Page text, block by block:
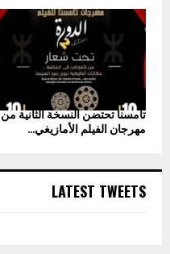
تامسنا تحتضن النسخة الثانية من
مهرجان الفيلم الأمازيغي...
LATEST TWEETS